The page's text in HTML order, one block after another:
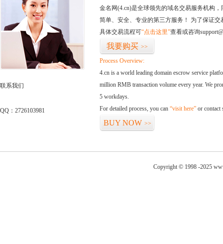
联系我们
QQ：2726103981
金名网(4.cn)是全球领先的域名交易服务机构
简单、安全、专业的第三方服务！ 为了保证
具体交易流程可“点击这里”查看或咨询
我要购买 >>
Process Overview:
4.cn is a world leading domain escrow service
million RMB transaction volume every year. We
5 workdays.
For detailed process, you can “visit here” or contact
BUY NOW >>
Copyright © 1998 -2025